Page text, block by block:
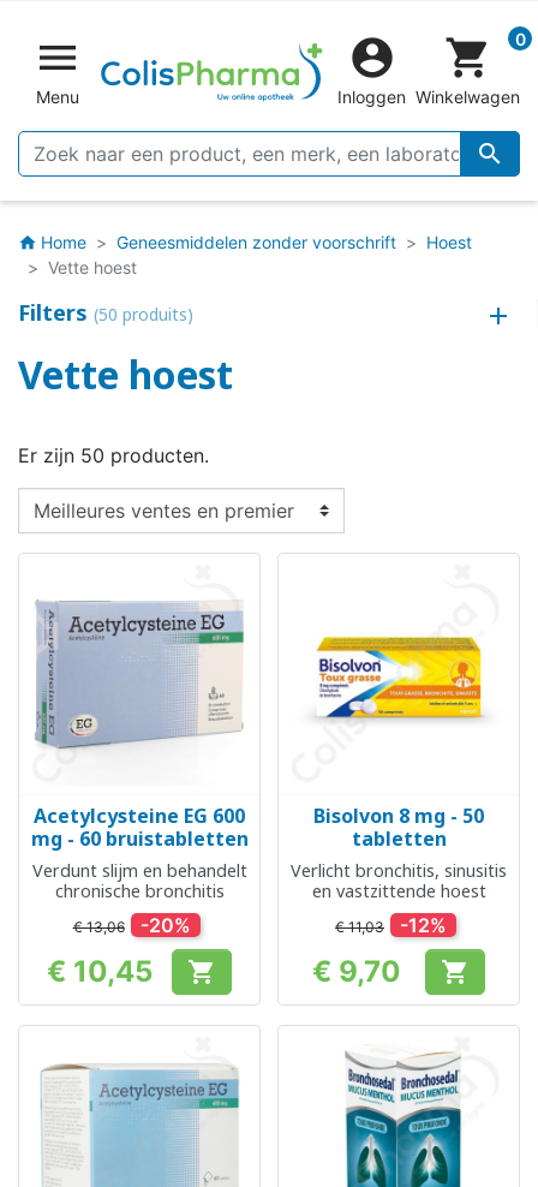

Menu


Inloggen
shopping_cart 0
Winkelwagen
home Home Geneesmiddelen zonder voorschrift
Hoest
Vette hoest
Filters (50 produits)
Vette hoest
Er zijn 50 producten.
Acetylcysteine EG 600
mg - 60 bruistabletten
Verdunt slijm en behandelt
chronische bronchitis
€ 13,06 -20%
Prijs
€ 10,45 
Bisolvon 8 mg - 50
tabletten
Verlicht bronchitis, sinusitis
en vastzittende hoest
€ 11,03 -12%
Prijs
€ 9,70 